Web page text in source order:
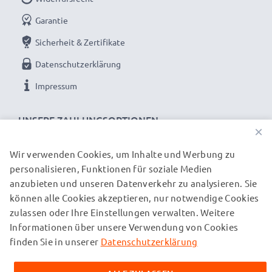
✔ Hohe Kapazität für lange Nutzungsdauer -
Zusatzakku mit hoher Kapazität 600mAh
✔ 100% kompatibler Ersatz - Austauschakku für
Siemens C39453-Z5-C193,HSC22,V30145-K1310-
X147 Original-Akku
Lange Akku-Lebensdauer u. geprüfte Zellen: Akku
✔ Kein Kapazitätsverlust - moderne NiMH Zellen mit
reduziertem Memory-Effekt
✔ Langanhaltend gleichbleibende Leistung -
hochwertige Zellen für bis zu 1000 Ladezyklen
✔ Zertifizierte Sicherheit - Kurzschluss-,
Überhitzungs- und Überspannungsschutz
UNSERE ZAHLUNGSOPTIONEN
Garantie
Sicherheit & Zertifikate
Datenschutzerklärung
Impressum
UNSERE VERSANDPARTNER
© subtel.ch 2026
Alle Preise verstehen sich inklusive Mehrwertsteuer und
zuzüglich Versandkosten. Bitte beachten Sie, dass alle
Inhaber sind und ausschließlich zur Information über unsere
×
Wir verwenden Cookies, um Inhalte und Werbung zu
personalisieren, Funktionen für soziale Medien
anzubieten und unseren Datenverkehr zu analysieren. Sie
können alle Cookies akzeptieren, nur notwendige Cookies
zulassen oder Ihre Einstellungen verwalten. Weitere
Informationen über unsere Verwendung von Cookies
finden Sie in unserer Datenschutzerklärung